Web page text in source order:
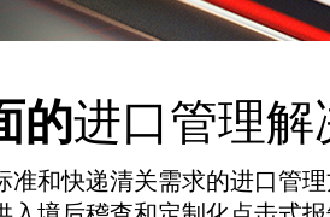
的进口管理解
和快递清关需求的进口管